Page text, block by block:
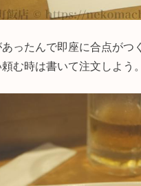
ったんで即座に合点がつ
む時は書いて注文しよう。